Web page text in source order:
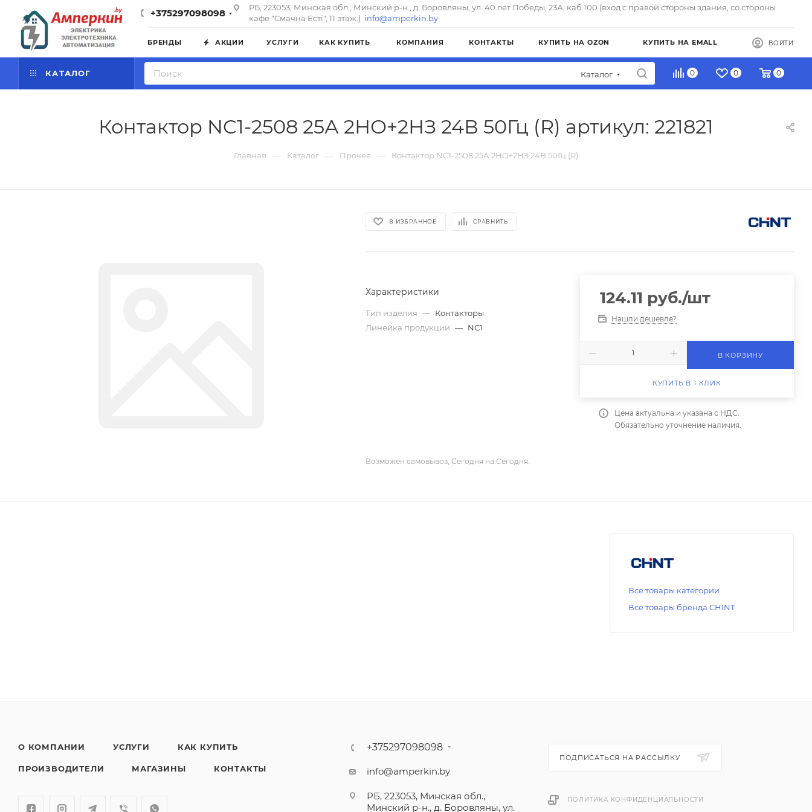
+375297098098
РБ, 223053, Минская обл., Минский р-н., д. Боровляны, ул. 40 лет Победы, 23А, каб.100 (вход с правой стороны здания, со стороны
кафе "Смачна Естi", 11 этаж.) info@amperkin.by
БРЕНДЫ АКЦИИ УСЛУГИ КАК КУПИТЬ КОМПАНИЯ КОНТАКТЫ КУПИТЬ НА OZON КУПИТЬ НА EMALL ВОЙТИ
КАТАЛОГ Каталог 0 0 0
Контактор NC1-2508 25А 2НО+2НЗ 24В 50Гц (R) артикул: 221821
Главная — Каталог — Прочее — Контактор NC1-2508 25А 2НО+2НЗ 24В 50Гц (R)
В ИЗБРАННОЕ СРАВНИТЬ
Характеристики
Тип изделия — Контакторы
Линейка продукции — NC1
124.11 руб./шт
Нашли дешевле?
В КОРЗИНУ
КУПИТЬ В 1 КЛИК
Цена актуальна и указана с НДС.
Обязательно уточнение наличия.
Возможен самовывоз, Сегодня на Сегодня.
Все товары категории
Все товары бренда CHINT
О КОМПАНИИ УСЛУГИ КАК КУПИТЬ
ПРОИЗВОДИТЕЛИ МАГАЗИНЫ КОНТАКТЫ
+375297098098
info@amperkin.by
РБ, 223053, Минская обл.,
Минский р-н., д. Боровляны, ул.
ПОДПИСАТЬСЯ НА РАССЫЛКУ
ПОЛИТИКА КОНФИДЕНЦИАЛЬНОСТИ